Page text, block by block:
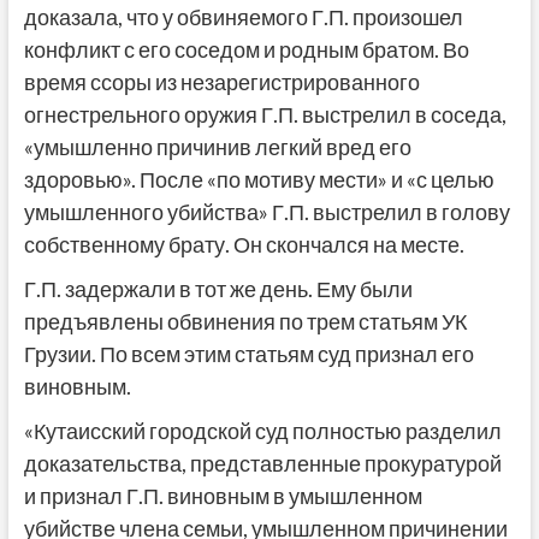
доказала, что у обвиняемого Г.П. произошел
конфликт с его соседом и родным братом. Во
время ссоры из незарегистрированного
огнестрельного оружия Г.П. выстрелил в соседа,
«умышленно причинив легкий вред его
здоровью». После «по мотиву мести» и «с целью
умышленного убийства» Г.П. выстрелил в голову
собственному брату. Он скончался на месте.
Г.П. задержали в тот же день. Ему были
предъявлены обвинения по трем статьям УК
Грузии. По всем этим статьям суд признал его
виновным.
«Кутаисский городской суд полностью разделил
доказательства, представленные прокуратурой
и признал Г.П. виновным в умышленном
убийстве члена семьи, умышленном причинении